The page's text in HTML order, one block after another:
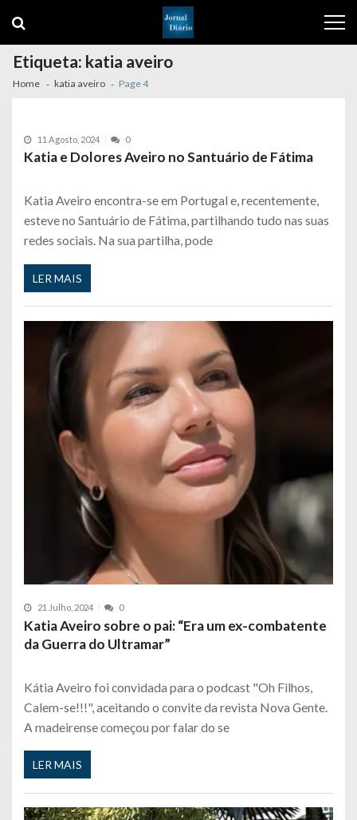
navigation
content
Etiqueta: katia aveiro
Home katia aveiro Page 4
11 Agosto, 2024 0
Katia e Dolores Aveiro no Santuário de Fátima
Katia Aveiro encontra-se em Portugal e, recentemente,
esteve no Santuário de Fátima, partilhando tudo nas suas
redes sociais. Na sua partilha, pode
LER MAIS
21 Julho, 2024 0
Katia Aveiro sobre o pai: “Era um ex-combatente
da Guerra do Ultramar”
Kátia Aveiro foi convidada para o podcast "Oh Filhos,
Calem-se!!!", aceitando o convite da revista Nova Gente.
A madeirense começou por falar do se
LER MAIS